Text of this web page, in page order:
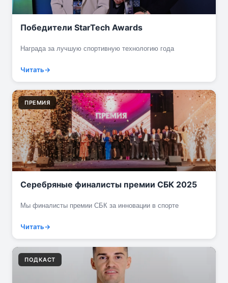
Победители StarTech Awards
Награда за лучшую спортивную технологию года
Читать
ПРЕМИЯ
Серебряные финалисты премии СБК 2025
Мы финалисты премии СБК за инновации в спорте
Читать
ПОДКАСТ